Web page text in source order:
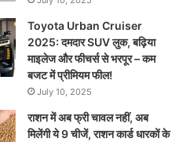
Toyota Urban Cruiser
2025: दमदार SUV लुक, बढ़िया
माइलेज और फीचर्स से भरपूर – कम
बजट में प्रीमियम फील!
July 10, 2025
राशन में अब फ्री चावल नहीं, अब
मिलेंगी ये 9 चीजें, राशन कार्ड धारकों के